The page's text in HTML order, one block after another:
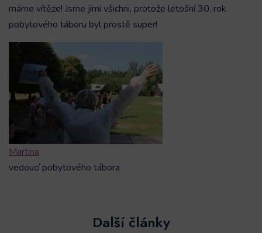
máme vítěze! Jsme jimi všichni, protože letošní 30. rok
pobytového táboru byl prostě super!
Martina
vedoucí pobytového tábora
Další články